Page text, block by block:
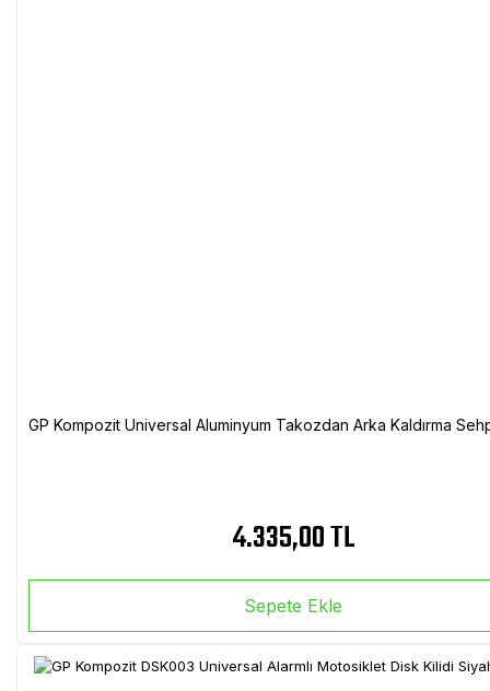
GP Kompozit Universal Aluminyum Takozdan Arka Kaldırma
4.335,00 TL
Sepete Ekle